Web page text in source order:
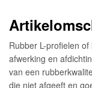
Rubber L-profielen
afwerking en
van een
die niet afgeeft en